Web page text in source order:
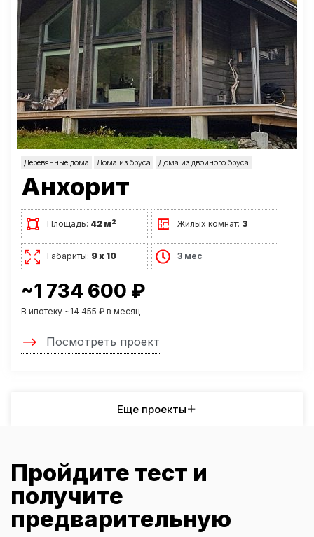
Деревянные дома Дома из бруса Дома из двойного бруса
Анхорит
Площадь: 42 м2 Жилых комнат: 3
Габариты: 9 х 10 3 мес
~1 734 600 ₽
В ипотеку ~14 455 ₽ в месяц
Посмотреть проект
Еще проекты
Пройдите тест и
получите
предварительную